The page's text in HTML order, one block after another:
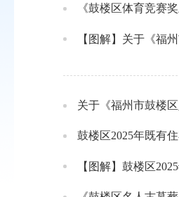
《鼓楼区体育竞赛
【图解】关于《福
关于《福州市鼓楼
鼓楼区2025年既有
【图解】鼓楼区